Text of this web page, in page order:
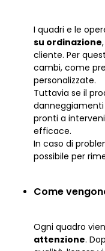
I quadri e le
su ordinazione
cliente. Per
cambi, come
personalizzate.
Tuttavia se il
pronti a
efficace.
In caso di
possibile per
Come
Ogni quadro
attenzione.